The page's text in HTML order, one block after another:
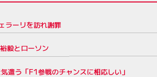
ラーリを訪れ謝罪
毅とローソン
遣う「F1参戦のチャンスに相応しい」